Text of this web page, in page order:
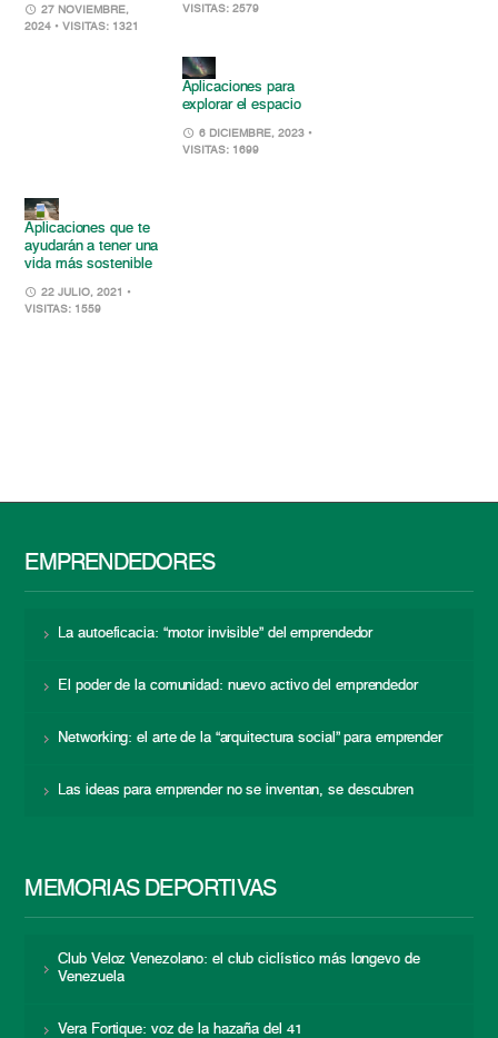
27 NOVIEMBRE,
2024 • VISITAS: 1321
VISITAS: 2579
Aplicaciones para
explorar el espacio
6 DICIEMBRE, 2023 •
VISITAS: 1699
Aplicaciones que te
ayudarán a tener una
vida más sostenible
22 JULIO, 2021 •
VISITAS: 1559
EMPRENDEDORES
La autoeficacia: “motor invisible” del emprendedor
El poder de la comunidad: nuevo activo del emprendedor
Networking: el arte de la “arquitectura social” para emprender
Las ideas para emprender no se inventan, se descubren
MEMORIAS DEPORTIVAS
Club Veloz Venezolano: el club ciclístico más longevo de
Venezuela
Vera Fortique: voz de la hazaña del 41